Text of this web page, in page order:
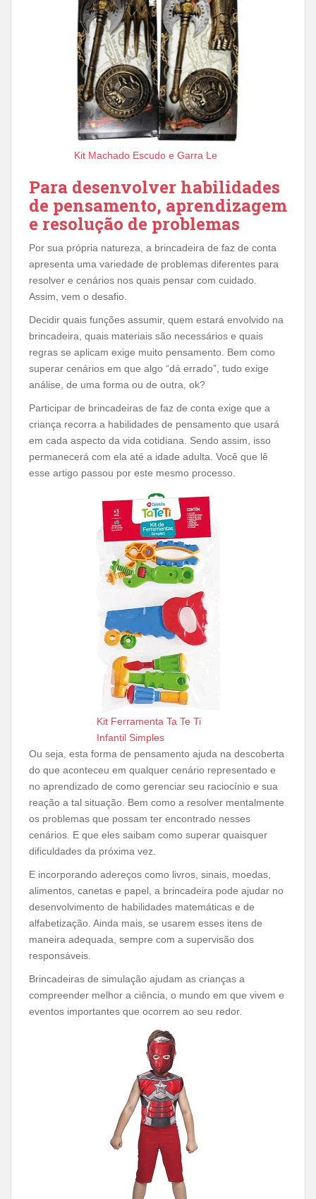
Kit Machado Escudo e Garra Le
Para desenvolver habilidades
de pensamento, aprendizagem
e resolução de problemas
Por sua própria natureza, a brincadeira de faz de conta
apresenta uma variedade de problemas diferentes para
resolver e cenários nos quais pensar com cuidado.
Assim, vem o desafio.
Decidir quais funções assumir, quem estará envolvido na
brincadeira, quais materiais são necessários e quais
regras se aplicam exige muito pensamento. Bem como
superar cenários em que algo “dá errado”, tudo exige
análise, de uma forma ou de outra, ok?
Participar de brincadeiras de faz de conta exige que a
criança recorra a habilidades de pensamento que usará
em cada aspecto da vida cotidiana. Sendo assim, isso
permanecerá com ela até a idade adulta. Você que lê
esse artigo passou por este mesmo processo.
Kit Ferramenta Ta Te Ti
Infantil Simples
Ou seja, esta forma de pensamento ajuda na descoberta
do que aconteceu em qualquer cenário representado e
no aprendizado de como gerenciar seu raciocínio e sua
reação a tal situação. Bem como a resolver mentalmente
os problemas que possam ter encontrado nesses
cenários. E que eles saibam como superar quaisquer
dificuldades da próxima vez.
E incorporando adereços como livros, sinais, moedas,
alimentos, canetas e papel, a brincadeira pode ajudar no
desenvolvimento de habilidades matemáticas e de
alfabetização. Ainda mais, se usarem esses itens ​​de
maneira adequada, sempre com a supervisão dos
responsáveis.
Brincadeiras de simulação ajudam as crianças a
compreender melhor a ciência, o mundo em que vivem e
eventos importantes que ocorrem ao seu redor.